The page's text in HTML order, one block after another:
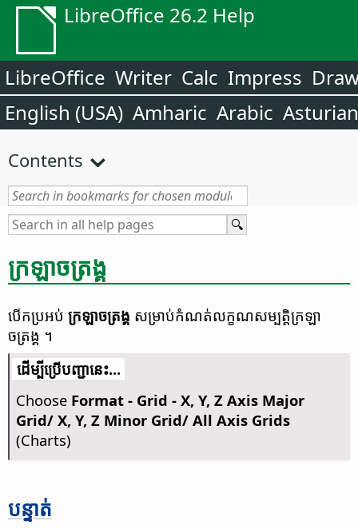
LibreOffice 26.2 Help
LibreOffice Writer Calc Impress
English (USA) Amharic Arabic Asturian
Contents
ក្រឡា​​ចត្រង្គ
បើក​ប្រអប់​ ក្រឡាចត្រង្គ​​ សម្រាប់​កំណត់​​លក្ខណសម្បត្តិ​​ក្រឡា
ចត្រង្គ ។​
​​ដើម្បី​ប្រើ​​បញ្ជា​នេះ...
Choose Format - Grid - X, Y, Z Axis Major
Grid/ X, Y, Z Minor Grid/ All Axis Grids
(Charts)
បន្ទាត់​